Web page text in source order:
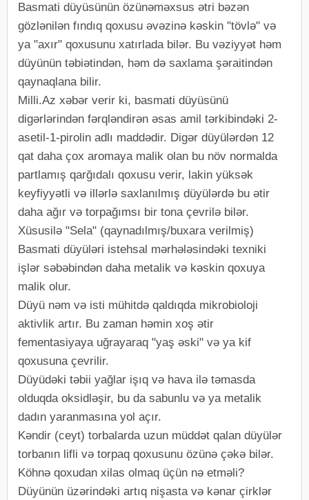
Basmati düyüsünün özünəməxsus ətri bəzən
gözlənilən fındıq qoxusu əvəzinə kəskin "tövlə" və
ya "axır" qoxusunu xatırlada bilər. Bu vəziyyət həm
düyünün təbiətindən, həm də saxlama şəraitindən
qaynaqlana bilir.
Milli.Az xəbər verir ki, basmati düyüsünü
digərlərindən fərqləndirən əsas amil tərkibindəki 2-
asetil-1-pirolin adlı maddədir. Digər düyülərdən 12
qat daha çox aromaya malik olan bu növ normalda
partlamış qarğıdalı qoxusu verir, lakin yüksək
keyfiyyətli və illərlə saxlanılmış düyülərdə bu ətir
daha ağır və torpağımsı bir tona çevrilə bilər.
Xüsusilə "Sela" (qaynadılmış/buxara verilmiş)
Basmati düyüləri istehsal mərhələsindəki texniki
işlər səbəbindən daha metalik və kəskin qoxuya
malik olur.
Düyü nəm və isti mühitdə qaldıqda mikrobioloji
aktivlik artır. Bu zaman həmin xoş ətir
fementasiyaya uğrayaraq "yaş əski" və ya kif
qoxusuna çevrilir.
Düyüdəki təbii yağlar işıq və hava ilə təmasda
olduqda oksidləşir, bu da sabunlu və ya metalik
dadın yaranmasına yol açır.
Kəndir (ceyt) torbalarda uzun müddət qalan düyülər
torbanın lifli və torpaq qoxusunu özünə çəkə bilər.
Köhnə qoxudan xilas olmaq üçün nə etməli?
Düyünün üzərindəki artıq nişasta və kənar çirklər